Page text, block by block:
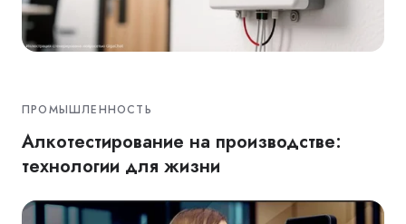
ПРОМЫШЛЕННОСТЬ
Алкотестирование на производстве:
технологии для жизни